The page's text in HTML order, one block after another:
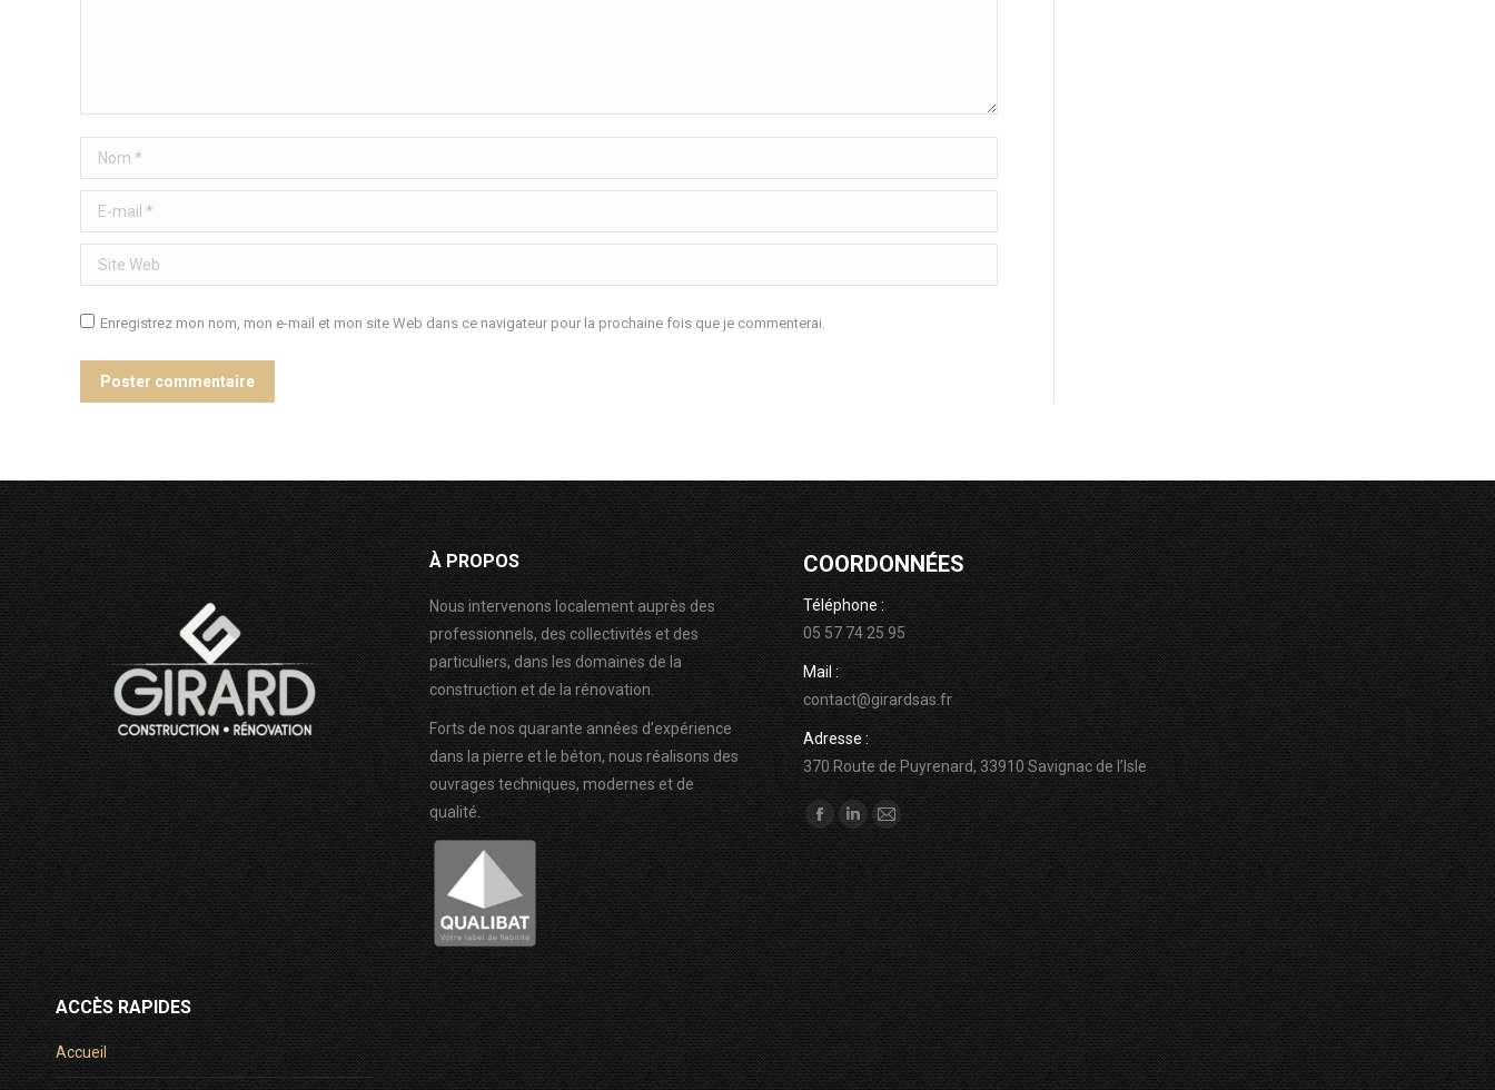
Nom *
E-mail *
Site Web
Enregistrez mon nom, mon e-mail et mon site Web dans ce navigateur pour la prochaine fois que je commenterai.
Poster commentaire
À PROPOS
Nous intervenons localement auprès des
professionnels, des collectivités et des
particuliers, dans les domaines de la
construction et de la rénovation.
Forts de nos quarante années d’expérience
dans la pierre et le béton, nous réalisons des
ouvrages techniques, modernes et de
qualité.
COORDONNÉES
Téléphone :
05 57 74 25 95
Mail :
contact@girardsas.fr
Adresse :
370 Route de Puyrenard, 33910 Savignac de l’Isle
Trouvez nous sur :
Facebook
page
opens
in
new
window
LinkedIn
page
opens
in
new
window
E-
mail
page
opens
in
new
window
ACCÈS RAPIDES
Accueil